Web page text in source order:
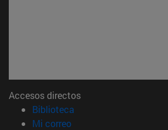
Accesos directos
Biblioteca
Mi correo(abre en nueva ventana)